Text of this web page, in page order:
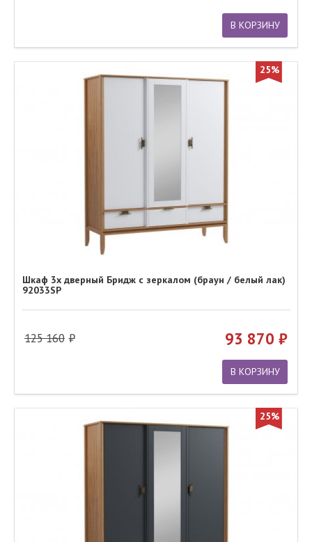
В КОРЗИНУ
25%
Шкаф 3х дверный Бридж с зеркалом (браун / белый лак)
92033SP
125 160 93 870
В КОРЗИНУ
25%